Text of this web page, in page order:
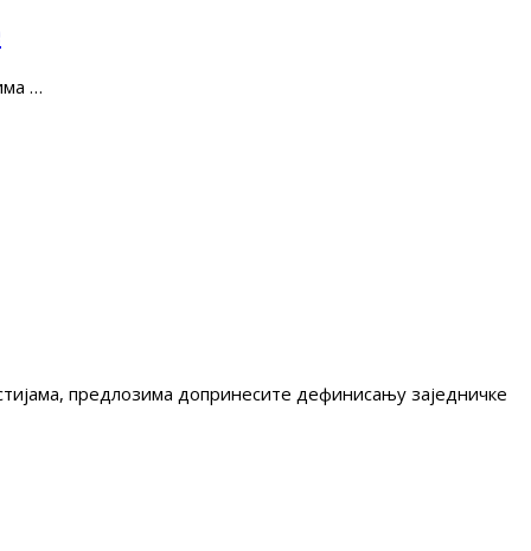
…
предлозима допринесите дефинисању заједничке